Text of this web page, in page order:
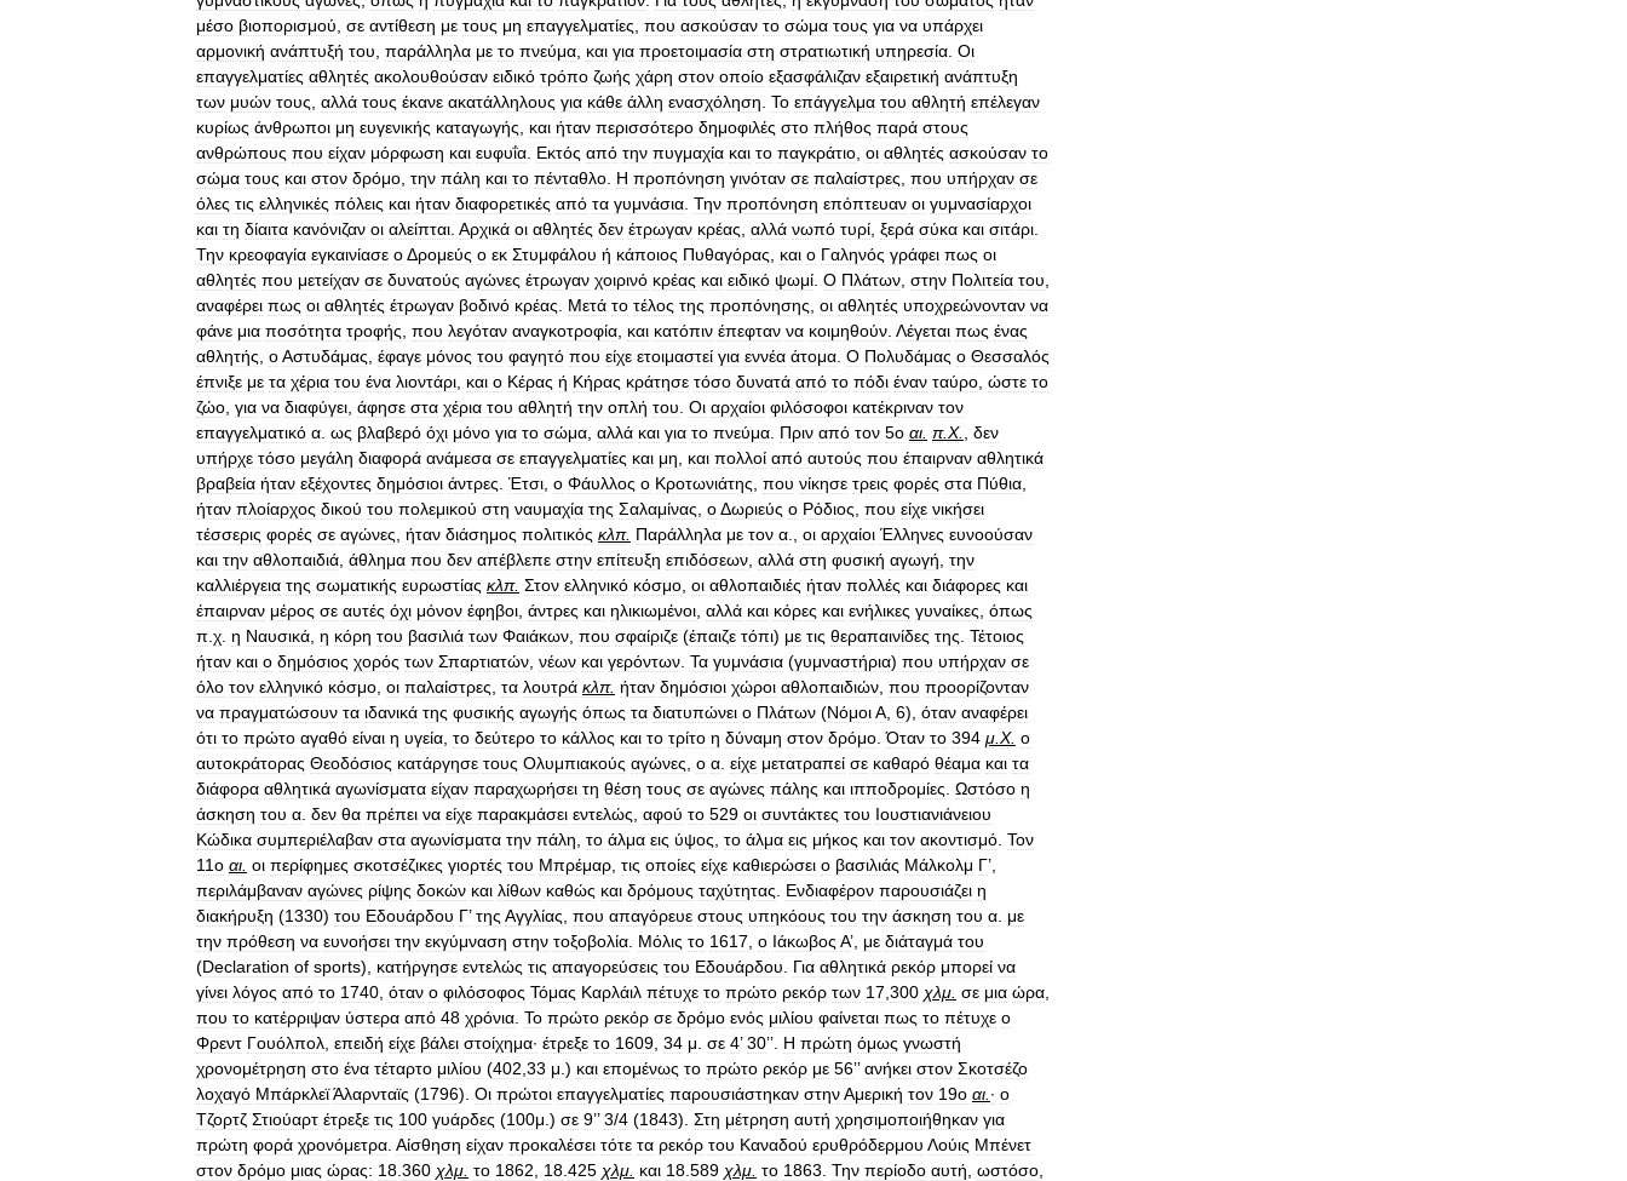
μέσο βιοπορισμού σε αντίθεση με τους μη επαγγελματίες που ασκούσαν το σώμα τους για να υπάρχει
αρμονική ανάπτυξή του παράλληλα με το πνεύμα και για προετοιμασία στη στρατιωτική υπηρεσία Οι
επαγγελματίες αθλητές ακολουθούσαν ειδικό τρόπο ζωής χάρη στον οποίο εξασφάλιζαν εξαιρετική ανάπτυξη
των μυών τους αλλά τους έκανε ακατάλληλους για κάθε άλλη ενασχόληση Το επάγγελμα του αθλητή επέλεγαν
κυρίως άνθρωποι μη ευγενικής καταγωγής και ήταν περισσότερο δημοφιλές στο πλήθος παρά στους
ανθρώπους που είχαν μόρφωση και ευφυΐα Εκτός από την πυγμαχία και το παγκράτιο οι αθλητές ασκούσαν το
σώμα τους και στον δρόμο την πάλη και το πένταθλο Η προπόνηση γινόταν σε παλαίστρες που υπήρχαν σε
όλες τις ελληνικές πόλεις και ήταν διαφορετικές από τα γυμνάσια Την προπόνηση επόπτευαν οι γυμνασίαρχοι
και τη δίαιτα κανόνιζαν οι αλείπται Αρχικά οι αθλητές δεν έτρωγαν κρέας αλλά νωπό τυρί ξερά σύκα και σιτάρι
Την κρεοφαγία εγκαινίασε οΔρομεύς ο εκ Στυμφάλου ή κάποιος Πυθαγόρας και ο Γαληνός γράφει πως οι
αθλητές που μετείχαν σε δυνατούς αγώνες έτρωγαν χοιρινό κρέας και ειδικό ψωμί Ο Πλάτων στην Πολιτεία του
αναφέρει πως οι αθλητές έτρωγαν βοδινό κρέας Μετά το τέλος της προπόνησης οι αθλητές υποχρεώνονταν να
φάνε μια ποσότητα τροφής που λεγόταν αναγκοτροφία και κατόπιν έπεφταν να κοιμηθούν Λέγεται πως ένας
αθλητής οΑστυδάμας έφαγε μόνος του φαγητό που είχε ετοιμαστεί για εννέα άτομα Ο Πολυδάμας ο Θεσσαλός
έπνιξε με τα χέρια του ένα λιοντάρι και ο Κέρας ή Κήρας κράτησε τόσο δυνατά από το πόδι έναν ταύρο ώστε το
ζώο για να διαφύγει άφησε στα χέρια του αθλητή την οπλή του Οι αρχαίοι φιλόσοφοι κατέκριναν τον
επαγγελματικό α ως βλαβερό όχι μόνο για το σώμα αλλά και για το πνεύμα Πριν από τον 5ο αι π.Χ.
δεν
υπήρχε τόσο μεγάλη διαφορά ανάμεσα σε επαγγελματίες και μη και πολλοί από αυτούς που έπαιρναν αθλητικά
βραβεία ήταν εξέχοντες δημόσιοι άντρες Έτσι ο Φάυλλος ο Κροτωνιάτης που νίκησε τρεις φορές στα Πύθια
ήταν πλοίαρχος δικού του πολεμικού στη ναυμαχία της Σαλαμίνας οΔωριεύς ο Ρόδιος που είχε νικήσει
τέσσερις φορές σε αγώνες ήταν διάσημος πολιτικός κλπ. Παράλληλα με τον α οι αρχαίοι Έλληνες ευνοούσαν
και την αθλοπαιδιά άθλημα που δεν απέβλεπε στην επίτευξη επιδόσεων αλλά στη φυσική αγωγή την
καλλιέργεια της σωματικής ευρωστίας κλπ. Στον ελληνικό κόσμο οι αθλοπαιδιές ήταν πολλές και διάφορες και
έπαιρναν μέρος σε αυτές όχι μόνον έφηβοι άντρες και ηλικιωμένοι αλλά και κόρες και ενήλικες γυναίκες όπως
π χ η Ναυσικά η κόρη του βασιλιά των Φαιάκων που σφαίριζε (έπαιζε τόπι) με τις θεραπαινίδες της Τέτοιος
ήταν και ο δημόσιος χορός των Σπαρτιατών νέων και γερόντων Τα γυμνάσια (γυμναστήρια) που υπήρχαν σε
όλο τον ελληνικό κόσμο οι παλαίστρες τα λουτρά κλπ. ήταν δημόσιοι χώροι αθλοπαιδιών που προορίζονταν
να πραγματώσουν τα ιδανικά της φυσικής αγωγής όπως τα διατυπώνει ο Πλάτων (ΝόμοιΑ 6), όταν αναφέρει
ότι το πρώτο αγαθό είναι η υγεία το δεύτερο το κάλλος και το τρίτο η δύναμη στον δρόμο .Όταν το 394 μ Χ. ο
αυτοκράτορας Θεοδόσιος κατάργησε τους Ολυμπιακούς αγώνες ο α είχε μετατραπεί σε καθαρό θέαμα και τα
διάφορα αθλητικά αγωνίσματα είχαν παραχωρήσει τη θέση τους σε αγώνες πάλης και ιπποδρομίες Ωστόσο η
άσκηση του α δεν θα πρέπει να είχε παρακμάσει εντελώς αφού το 529 οι συντάκτες του Ιουστιανιάνειου
Κώδικα συμπεριέλαβαν στα αγωνίσματα την πάλη το άλμα εις ύψος το άλμα εις μήκος και τον ακοντισμό Τον
11ο αι οι περίφημες σκοτσέζικες γιορτές του Μπρέμαρ τις οποίες είχε καθιερώσει ο βασιλιάς Μάλκολμ Γ’,
περιλάμβαναν αγώνες ρίψης δοκών και λίθων καθώς και δρόμους ταχύτητας Ενδιαφέρον παρουσιάζει η
διακήρυξη (1330) του Εδουάρδου Γ’της Αγγλίας που απαγόρευε στους υπηκόους του την άσκηση του α με
την πρόθεση να ευνοήσει την εκγύμναση στην τοξοβολία Μόλις το 1617 ο Ιάκωβος Α’, με διάταγμά του
(Declaration of sports), κατήργησε εντελώς τις απαγορεύσεις του Εδουάρδου Για αθλητικά ρεκόρ μπορεί να
γίνει λόγος από το 1740 όταν ο φιλόσοφος Τόμας Καρλάιλ πέτυχε το πρώτο ρεκόρ των 17 300 χλμ σε μια ώρα
που το κατέρριψαν ύστερα από 48 χρόνια Το πρώτο ρεκόρ σε δρόμο ενός μιλίου φαίνεται πως το πέτυχε ο
Φρεντ Γουόλπολ επειδή είχε βάλει στοίχημα· έτρεξε το 1609 34 μ σε 4’30’’. Η πρώτη όμως γνωστή
χρονομέτρηση στο ένα τέταρτο μιλίου (402 33 μ .) και επομένως το πρώτο ρεκόρ με 56’’ανήκει στον Σκοτσέζο
λοχαγό ΜπάρκλεϊΆλαρνταϊς (1796). Οι πρώτοι επαγγελματίες παρουσιάστηκαν στηνΑμερική τον 19ο αι · ο
Τζορτζ Στιούαρτ έτρεξε τις 100 γυάρδες (100μ .) σε 9’’3/4 (1843). Στη μέτρηση αυτή χρησιμοποιήθηκαν για
πρώτη φορά χρονόμετρα Αίσθηση είχαν προκαλέσει τότε τα ρεκόρ του Καναδού ερυθρόδερμου Λούις Μπένετ
στον δρόμο μιας ώρας: 18 360 χλμ το 1862 18 425 χλμ και 18 589 χλμ το 1863 Την περίοδο αυτή ωστόσο